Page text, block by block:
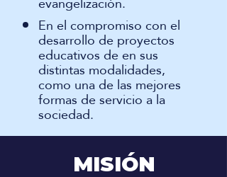
En el compromiso con el
desarrollo de proyectos
educativos de en sus
distintas modalidades,
como una de las mejores
formas de servicio a la
sociedad.
MISIÓN